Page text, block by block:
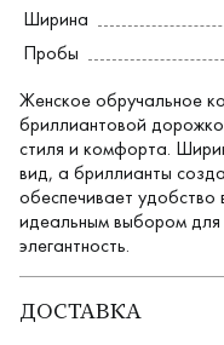
Ширина
Пробы
Женское обручальное
бриллиантовой
стиля и комфорта.
вид, а бриллианты
обеспечивает удобство
идеальным выбором для
элегантность.
ДОСТАВКА